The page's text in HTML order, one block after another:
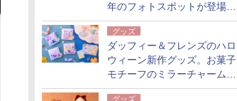
年のフォトスポットが登場。
10月末まで青森空港に
グッズ
ダッフィー＆フレンズのハロ
ウィーン新作グッズ。お菓子
モチーフのミラーチャーム/
デザインポーチほか
グッズ